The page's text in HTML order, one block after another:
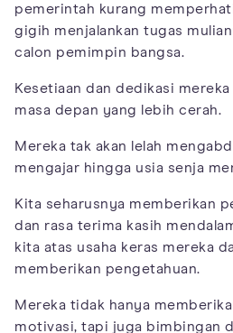
pemerintah kurang
gigih menjalankan tugas
calon pemimpin bangsa.
Kesetiaan dan dedikasi
masa depan yang lebih cerah.
Mereka tak akan lelah
mengajar hingga usia senja
Kita seharusnya memberikan
dan rasa terima kasih
kita atas usaha keras mereka
memberikan pengetahuan.
Mereka tidak hanya
motivasi, tapi juga bimbingan